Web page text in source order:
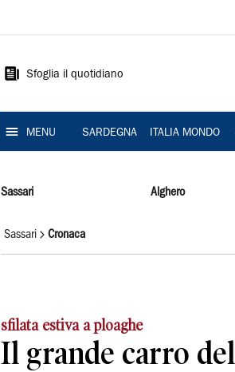
Sardegna
Sfoglia il quotidiano
MENU SARDEGNA ITALIA MONDO
Sassari Alghero
Sassari Cronaca
sfilata estiva a ploaghe
Il grande carro